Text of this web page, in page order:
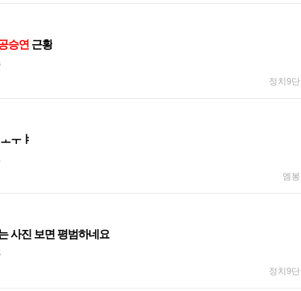
승연 근황
정치9단
ㅗㅜㅑ
엠봉
사진 보면 평범하네요
정치9단